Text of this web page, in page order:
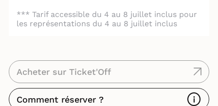
*** Tarif accessible du 4 au 8 juillet inclus pour
les représentations du 4 au 8 juillet inclus
Acheter sur Ticket'Off
Comment réserver ?